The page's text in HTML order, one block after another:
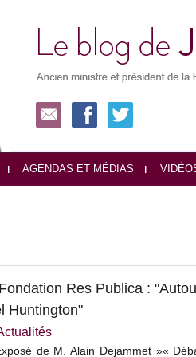
AGENDAS ET MÉDIAS
Res Publica :
Huntington"
de M. Alain Dejammet »«